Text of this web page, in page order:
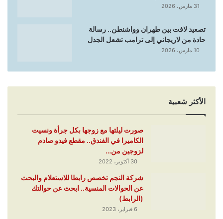
31 مارس، 2026
تصعيد لافت بين طهران وواشنطن.. رسالة
حادة من لاريجاني إلى ترامب تشعل الجدل
10 مارس، 2026
الأكثر شعبية
صورت ليلتها مع زوجها بكل جرأة ونسيت
الكاميرا في الفندق.. مقطع فيدو صادم
لزوجين من…
30 أكتوبر، 2022
شركة النجم تخصص رابطا للاستعلام والبحث
عن الحوالات المنسية.. ابحث عن حوالتك
(الرابط)
6 فبراير، 2023